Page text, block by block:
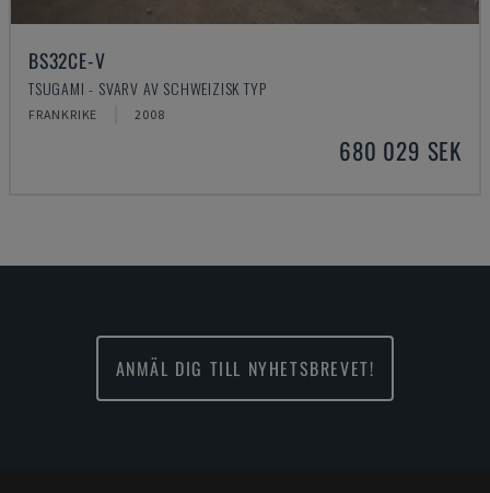
BS32CE-V
TSUGAMI - SVARV AV SCHWEIZISK TYP
FRANKRIKE 2008
680 029 SEK
ANMÄL DIG TILL NYHETSBREVET!